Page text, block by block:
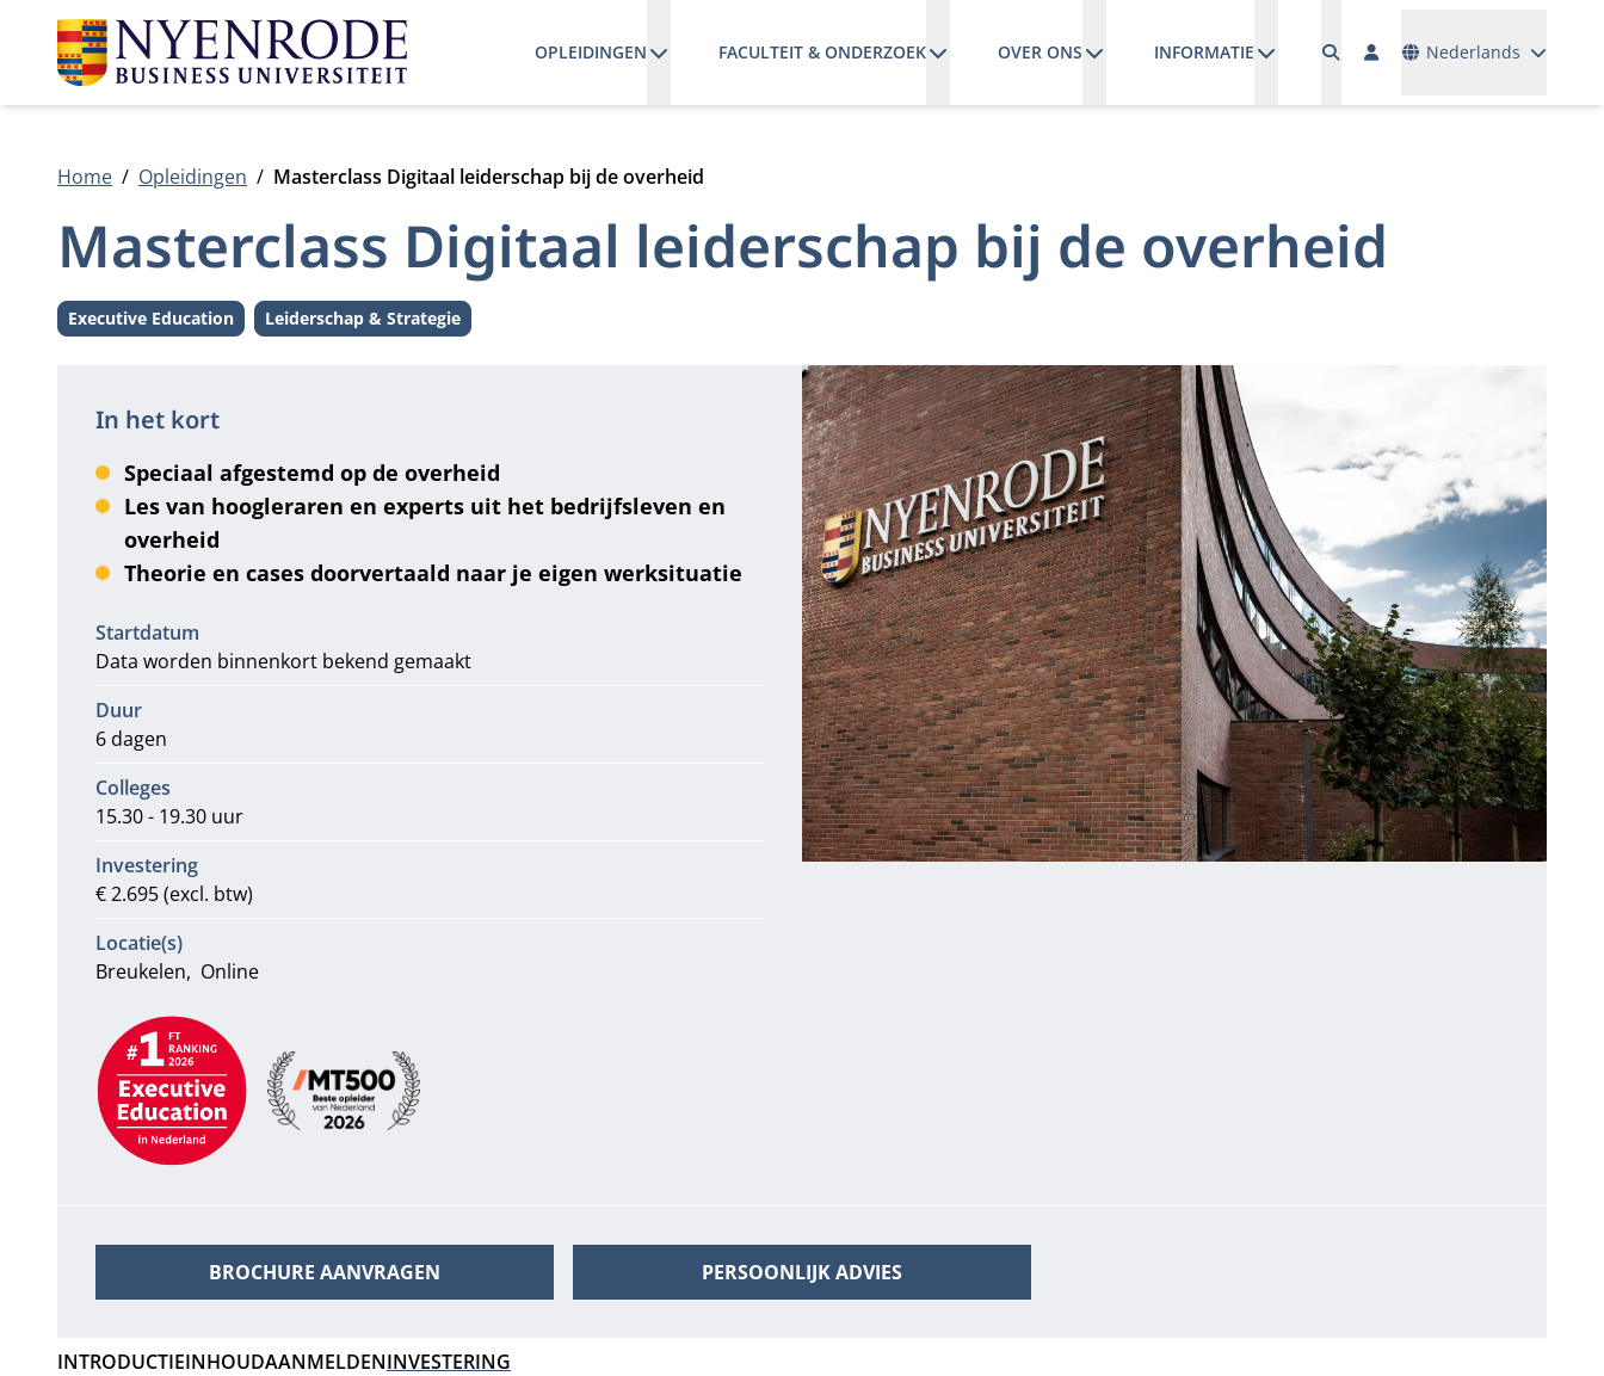
OPLEIDINGEN FACULTEIT & ONDERZOEK OVER ONS INFORMATIE Nederlands
Home Opleidingen Masterclass Digitaal leiderschap bij de overheid
Masterclass Digitaal leiderschap bij de overheid
Level:
Executive Education Thema:
Leiderschap & Strategie
In het kort
Speciaal afgestemd op de overheid
Les van hoogleraren en experts uit het bedrijfsleven en
overheid
Theorie en cases doorvertaald naar je eigen werksituatie
Informatie
Startdatum
Data worden binnenkort bekend gemaakt
Duur
6 dagen
Colleges
15.30 - 19.30 uur
Investering
€ 2.695 (excl. btw)
Locatie(s)
Breukelen
Online
Aanbevelingen
BROCHURE AANVRAGEN PERSOONLIJK ADVIES
INTRODUCTIEINHOUDAANMELDENINVESTERING